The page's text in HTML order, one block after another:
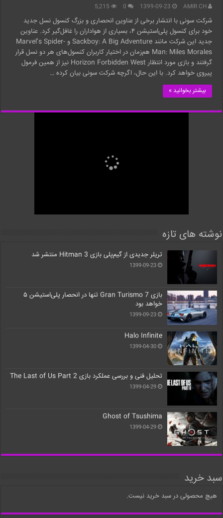
AMIR CH
1399-09-23
0
5,215
شرکت سونی با انتشار برخی از عناوین انحصاری و بزرگ کنسول نسل جدید
خود برای کنسول پلی‌استیشن ۴، بسیاری از هواداران را غافل‌گیر کرد. عناوین
جدید این شرکت مانند Sackboy: A Big Adventure و Marvel’s Spider-
Man: Miles Morales هم‌زمان در اختیار کاربران کنسول‌های هر دو نسل قرار
گرفتند و بازی مورد انتظار Horizon Forbidden West نیز از همین فرمول
پیروی خواهد کرد. با این حال، اگرچه شرکت سونی بیان کرده …
بیشتر بخوانید »
نوشته های تازه
تریلر جدیدی از گیم‌پلی بازی Hitman 3 منتشر شد
1399-09-23
بازی Gran Turismo 7 تنها در انحصار پلی‌استیشن ۵
خواهد بود
1399-09-23
Halo Infinite
1399-04-30
تحلیل فنی و بررسی عملکرد بازی The Last of Us Part 2
1399-04-29
Ghost of Tsushima
1399-04-29
سبد خرید
هیچ محصولی در سبد خرید نیست.